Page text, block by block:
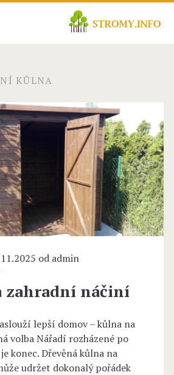
KŮLNA
od admin
zahradní náčiní
lepší domov – kůlna na
volba Nářadí rozházené po
konec. Dřevěná kůlna na
udržet dokonalý pořádek